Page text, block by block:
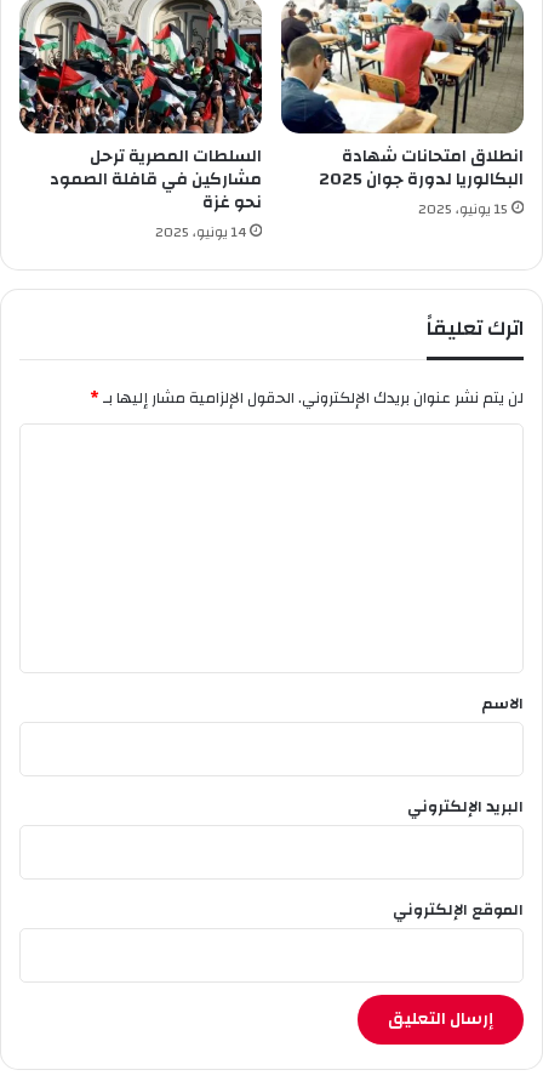
أ
س
ا
ط
ي
ر
ع
د
ة
انطلاق امتحانات شهادة
البكالوريا لدورة جوان 2025
15 يونيو، 2025
السلطات المصرية ترحل
مشاركين في قافلة الصمود
نحو غزة
14 يونيو، 2025
اترك تعليقاً
لن يتم نشر عنوان بريدك الإلكتروني.الحقول الإلزامية مشار إليها بـ*
*
الاسم
البريد الإلكتروني
الموقع الإلكتروني